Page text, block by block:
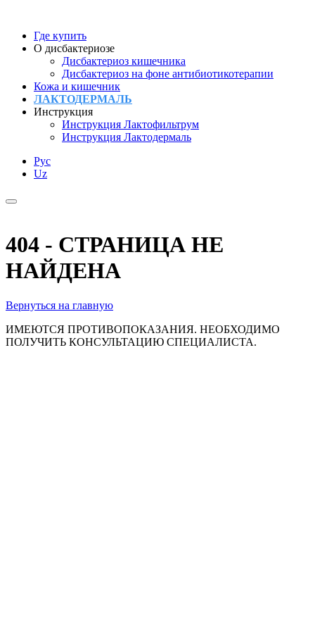
Где купить
О дисбактериозе
Дисбактериоз кишечника
Дисбактериоз на фоне антибиотикотерапии
Кожа и кишечник
ЛАКТОДЕРМАЛЬ
Инструкция
Инструкция Лактофильтрум
Инструкция Лактодермаль
Рус
Uz
404 - СТРАНИЦА НЕ
НАЙДЕНА
Вернуться на главную
ИМЕЮТСЯ ПРОТИВОПОКАЗАНИЯ. НЕОБХОДИМО
ПОЛУЧИТЬ КОНСУЛЬТАЦИЮ СПЕЦИАЛИСТА.